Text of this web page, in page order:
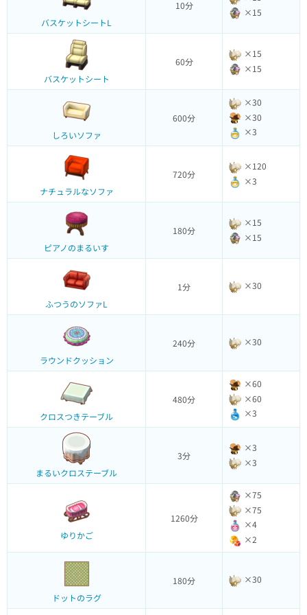
バスケットシートL
10分
×15
バスケットシート
60分
×15
×15
しろいソファ
600分
×30
×30
×3
ナチュラルなソファ
720分
×120
×3
ピアノのまるいす
180分
×15
×15
ふつうのソファL
1分 ×30
ラウンドクッション
240分 ×30
クロスつきテーブル
480分
×60
×60
×3
まるいクロステーブル
3分
×3
×3
ゆりかご
1260分
×75
×75
×4
×2
ドットのラグ
180分 ×30